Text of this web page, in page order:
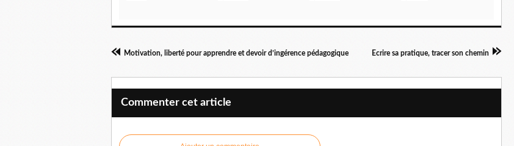
Motivation, liberté pour apprendre et devoir d’ingérence pédagogique Ecrire sa pratique, tracer son chemin
Commenter cet article